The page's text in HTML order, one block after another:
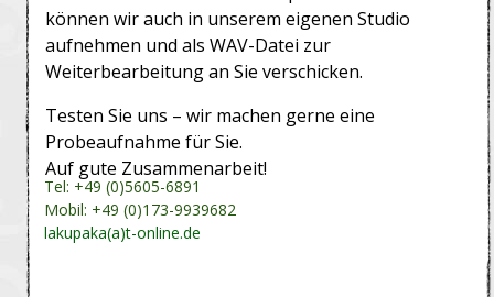
können wir auch in unserem eigenen Studio
aufnehmen und als WAV-Datei zur
Weiterbearbeitung an Sie verschicken.
Testen Sie uns – wir machen gerne eine
Probeaufnahme für Sie.
Auf gute Zusammenarbeit!
Tel: +49 (0)5605-6891
Mobil: +49 (0)173-9939682
lakupaka(a)t-online.de